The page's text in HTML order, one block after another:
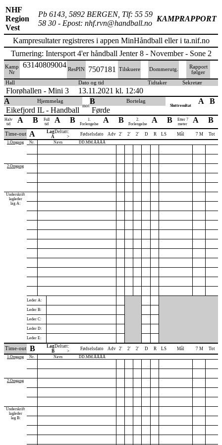
NHF
Region
Vest
Pb 6143, 5892 BERGEN, Tlf: 55 59
58 30 - Epost: nhf.rvn@handball.no
KAMPRAPPORT
Kampresultater registreres i appen MinHåndball eller i ta.nif.no
Turnering: Intersport 4'er håndball Jenter 8 - November - Sone 2
Kamp
Nr
63140809004
ResPIN 7507181 Tilskuere Dommerutg.
Rapport
følger
Hall
Dato og tid Tidtaker Sekretær
Florøhallen - Mini 3
13.11.2021 kl. 12:40
A
Hjemmelag
Eikefjord IL - Handball mot
B Bortelag
Førde
Sluttresultat
A B
Halv
tid
A B
Full
tid
A B
1.
Forlengelse
A B
2.
Forlengelse
A B
Etter 7
meter
A B
Time-out A
Lag
A
Deltatt:
>
Fødselsdato Adv 2' 2' 2' D R LS Mål 7 M Tot
1.Omgang Nr. Navn DD.MM.ÅÅÅÅ
2.Omgang
Underskrift
lagleder
lag A:
Leder A:
Leder B:
Leder C:
Leder D:
Leder E:
Time-out B
Lag
B
Deltatt:
>
Fødselsdato Adv 2' 2' 2' D R LS Mål 7 M Tot
1.Omgang Nr. Navn DD.MM.ÅÅÅÅ
2.Omgang
Underskrift
lagleder
lag B: